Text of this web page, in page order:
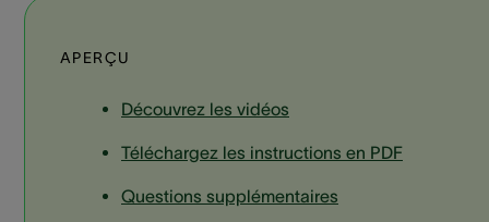
APERÇU
Découvrez les vidéos
Téléchargez les instructions en PDF
Questions supplémentaires